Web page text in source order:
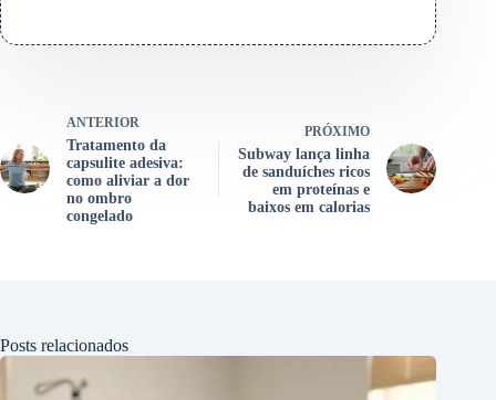
ANTERIOR
Tratamento da
capsulite adesiva:
como aliviar a dor
no ombro
congelado
PRÓXIMO
Subway lança linha
de sanduíches ricos
em proteínas e
baixos em calorias
Posts relacionados